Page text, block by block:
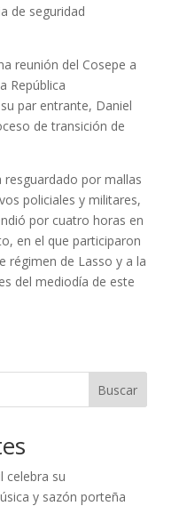
de seguridad
reunión del Cosepe a
República
par entrante, Daniel
de transición de
resguardado por mallas
policiales y militares,
por cuatro horas en
en el que participaron
régimen de Lasso y a la
del mediodía de este
Buscar
celebra su
y sazón porteña